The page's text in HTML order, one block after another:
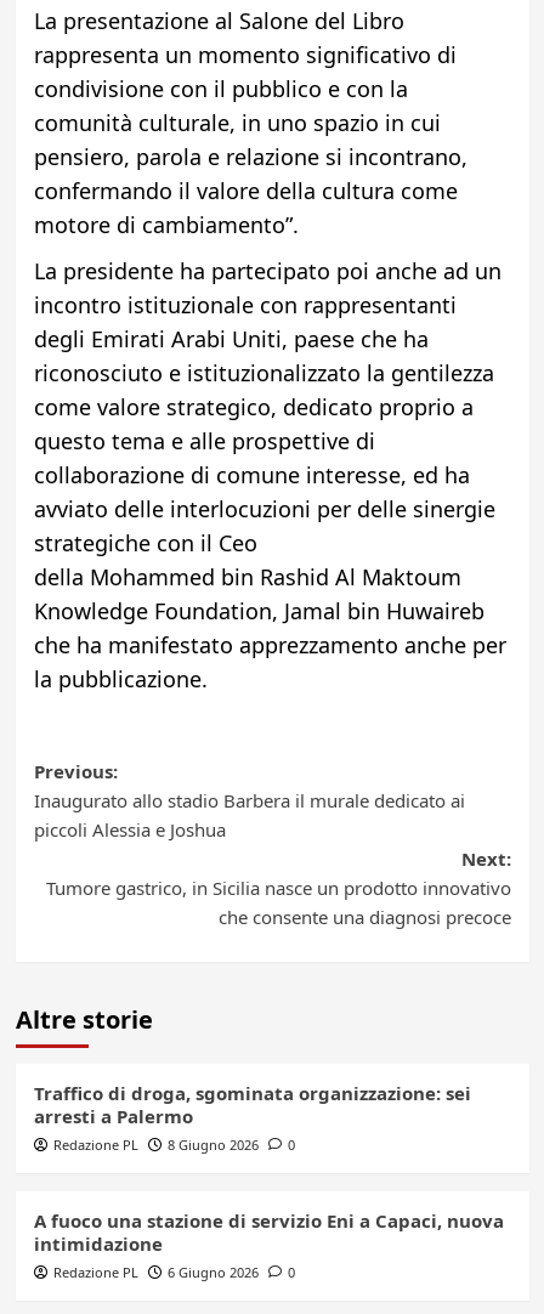
La presentazione al Salone del Libro
rappresenta un momento significativo di
condivisione con il pubblico e con la
comunità culturale, in uno spazio in cui
pensiero, parola e relazione si incontrano,
confermando il valore della cultura come
motore di cambiamento”.
La presidente ha partecipato poi anche ad un
incontro istituzionale con rappresentanti
degli Emirati Arabi Uniti, paese che ha
riconosciuto e istituzionalizzato la gentilezza
come valore strategico, dedicato proprio a
questo tema e alle prospettive di
collaborazione di comune interesse, ed ha
avviato delle interlocuzioni per delle sinergie
strategiche con il Ceo
della Mohammed bin Rashid Al Maktoum
Knowledge Foundation, Jamal bin Huwaireb
che ha manifestato apprezzamento anche per
la pubblicazione.
Post
navigation
Previous:
Inaugurato allo stadio Barbera il murale dedicato ai
piccoli Alessia e Joshua
Next:
Tumore gastrico, in Sicilia nasce un prodotto innovativo
che consente una diagnosi precoce
Altre storie
Traffico di droga, sgominata organizzazione: sei
arresti a Palermo
Redazione PL 8 Giugno 2026 0
A fuoco una stazione di servizio Eni a Capaci, nuova
intimidazione
Redazione PL 6 Giugno 2026 0